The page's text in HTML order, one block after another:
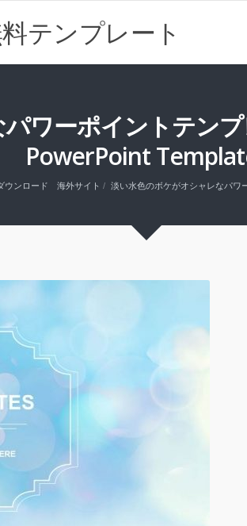
テンプレート
パワーポイントテ
PowerPoint
ウンロード 海外サイト 淡い水色のボケがオシャレなパワ